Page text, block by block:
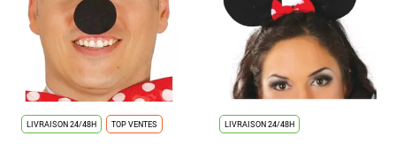
LIVRAISON 24/48H TOP VENTES LIVRAISON 24/48H